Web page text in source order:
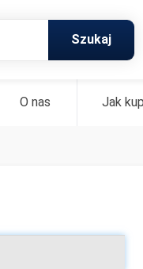
Szukaj
O nas Jak